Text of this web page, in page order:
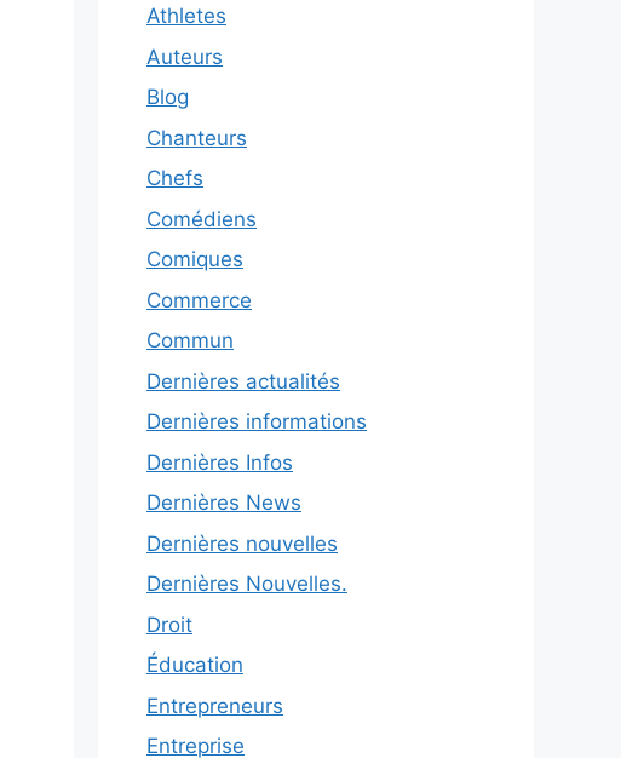
Athletes
Auteurs
Blog
Chanteurs
Chefs
Comédiens
Comiques
Commerce
Commun
Dernières actualités
Dernières informations
Dernières Infos
Dernières News
Dernières nouvelles
Dernières Nouvelles.
Droit
Éducation
Entrepreneurs
Entreprise